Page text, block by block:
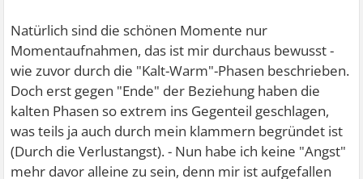
Natürlich sind die schönen Momente nur
Momentaufnahmen, das ist mir durchaus bewusst -
wie zuvor durch die "Kalt-Warm"-Phasen beschrieben.
Doch erst gegen "Ende" der Beziehung haben die
kalten Phasen so extrem ins Gegenteil geschlagen,
was teils ja auch durch mein klammern begründet ist
(Durch die Verlustangst). - Nun habe ich keine "Angst"
mehr davor alleine zu sein, denn mir ist aufgefallen